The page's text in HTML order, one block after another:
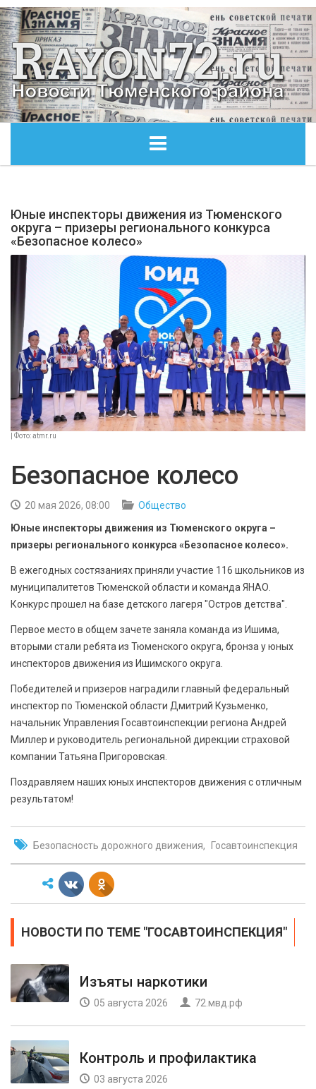
ОБЩЕСТВО
ЭКОНОМИКА
КУЛЬТУРА
БЕЗОПАСНОСТЬ
СПОРТ
АРХИВ PDF
Юные инспекторы движения из Тюменского
округа – призеры регионального конкурса
«Безопасное колесо»
| Фото: atmr.ru
Безопасное колесо
20 мая 2026, 08:00
Общество
Юные инспекторы движения из Тюменского округа –
призеры регионального конкурса «Безопасное колесо».
В ежегодных состязаниях приняли участие 116 школьников из
муниципалитетов Тюменской области и команда ЯНАО.
Конкурс прошел на базе детского лагеря "Остров детства".
Первое место в общем зачете заняла команда из Ишима,
вторыми стали ребята из Тюменского округа, бронза у юных
инспекторов движения из Ишимского округа.
Победителей и призеров наградили главный федеральный
инспектор по Тюменской области Дмитрий Кузьменко,
начальник Управления Госавтоинспекции региона Андрей
Миллер и руководитель региональной дирекции страховой
компании Татьяна Пригоровская.
Поздравляем наших юных инспекторов движения с отличным
результатом!
Безопасность дорожного движения Госавтоинспекция
НОВОСТИ ПО ТЕМЕ "ГОСАВТОИНСПЕКЦИЯ"
Изъяты наркотики
05 августа 2026 72.мвд.рф
Контроль и профилактика
03 августа 2026